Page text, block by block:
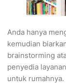
Anda hanya
kemudian
brainstorming
penyedia
untuk rumahnya.